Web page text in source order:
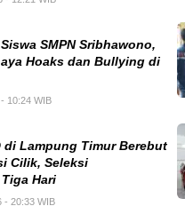
SMPN Sribhawono,
Hoaks dan Bullying di
10:24 WIB
di Lampung Timur Berebut
Cilik, Seleksi
Hari
- 20:33 WIB